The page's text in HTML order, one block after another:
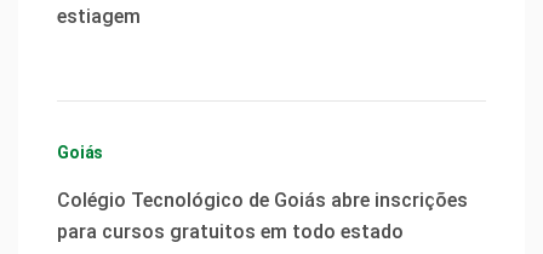
estiagem
Goiás
Colégio Tecnológico de Goiás abre inscrições
para cursos gratuitos em todo estado